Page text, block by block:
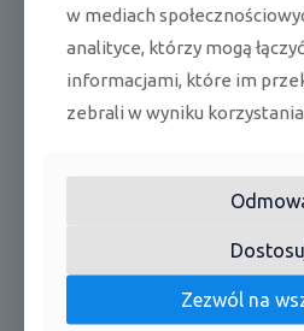
Zasilanie j. wew.
grzanie:
Pobór mocy
w mediach
analityce, którzy mogą
informacjami, które im
zebrali w wyniku korzystania
Zezwól na